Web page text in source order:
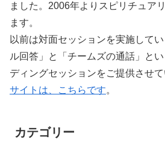
ました。2006年よりスピリチュア
ます。
以前は対面セッションを実施して
ル回答」と「チームズの通話」と
ディングセッションをご提供させて
サイトは、こちらです。
カテゴリー